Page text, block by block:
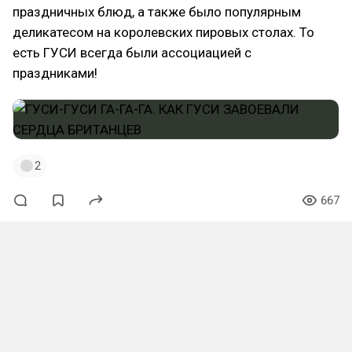
праздничных блюд, а также было популярным
деликатесом на королевских пировых столах. То
есть ГУСИ всегда были ассоциацией с
праздниками!
2
667